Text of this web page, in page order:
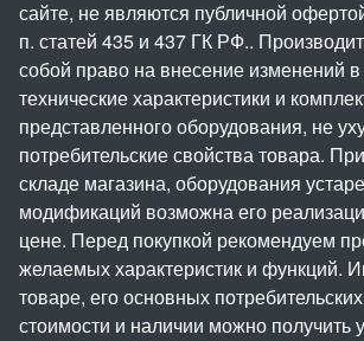
сайте, не являются публичной
п. статей 435 и 437 ГК РФ..
собой право на внесение изменений в
технические характеристики и
представленного оборудования, не
потребительские свойства товара.
складе магазина, оборудования
модификаций возможна его
цене. Перед покупкой рекомендуем
желаемых характеристик и функций.
товаре, его основных
стоимости и наличии можно получить